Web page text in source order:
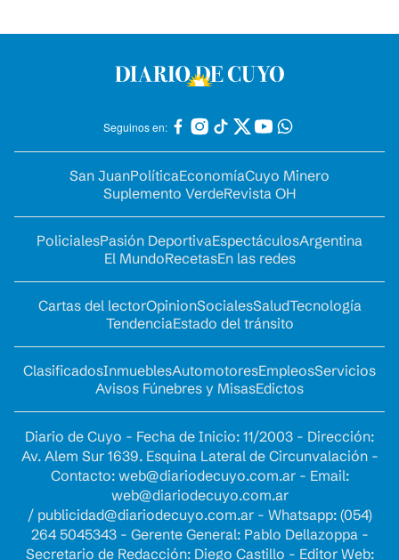
Seguinos en:
San JuanPolíticaEconomíaCuyo Minero
Suplemento VerdeRevista OH
PolicialesPasión DeportivaEspectáculosArgentina
El MundoRecetasEn las redes
Cartas del lectorOpinionSocialesSaludTecnología
TendenciaEstado del tránsito
ClasificadosInmueblesAutomotoresEmpleosServicios
Avisos Fúnebres y MisasEdictos
Diario de Cuyo - Fecha de Inicio: 11/2003 - Dirección:
Av. Alem Sur 1639. Esquina Lateral de Circunvalación -
Contacto: web@diariodecuyo.com.ar- Email:
web@diariodecuyo.com.ar
/ publicidad@diariodecuyo.com.ar- Whatsapp: (054)
264 5045343 - Gerente General: Pablo Dellazoppa -
Secretario de Redacción: Diego Castillo - Editor Web: